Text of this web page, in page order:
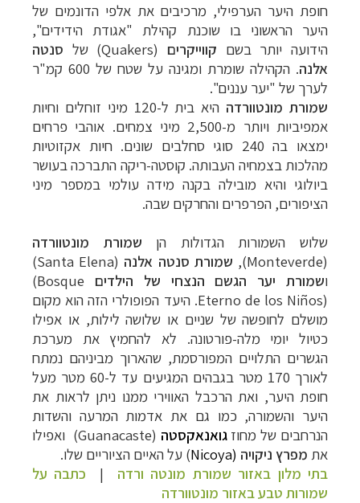
חופת היער הערפילי, מרכיבים את אלפי הדונמים של
היער הראשוני בו שוכנת קהילת "אגודת הידידים",
הידועה יותר בשם קווייקרים (Quakers) של סנטה
אלנה
. הקהילה שומרת ומגינה על שטח של 600 קמ"ר
לערך של "יער עננים".
שמורת מונטוורדה
היא בית ל-120 מיני זוחלים וחיות
אמפיביות ויותר מ-2,500 מיני צמחים. אוהבי פרחים
ימצאו בה 240 סוגי סחלבים שונים. חיות אקזוטיות
מהלכות בצמחיה העבותה. קוסטה-ריקה התברכה בעושר
ביולוגי והיא מובילה בקנה מידה עולמי במספר מיני
הציפורים, הפרפרים והחרקים שבה.
שלוש השמורות הגדולות הן שמורת מונטוורדה
(Monteverde)
, שמורת סנטה אלנה (Santa Elena)
ושמורת יער הגשם הנצחי של הילדים
(Bosque
Eterno de los Niños). היעד הפופולרי הזה הוא מקום
מושלם לחופשה של שניים או שלושה לילות, או אפילו
כטיול יומי מלה-פורטונה. לא להחמיץ את מערכת
הגשרים התלויים המפורסמת, שהארוך מביניהם נמתח
לאורך 170 מטר בגבהים המגיעים עד ל-60 מטר מעל
חופת היער, ואת הרכבל האווירי ממנו ניתן לראות את
היער והשמורה, כמו גם את אדמות המרעה והשדות
הנרחבים של מחוזגואנאקסטה (Guanacaste) ואפילו
את מפרץ ניקויה (Nicoya) על האיים הציוריים שלו.
בתי מלון באזור שמורת מונטה ורדה | כתבה על
שמורות טבע באזור מונטוורדה